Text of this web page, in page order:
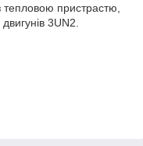
пристрастю,
3UN2.